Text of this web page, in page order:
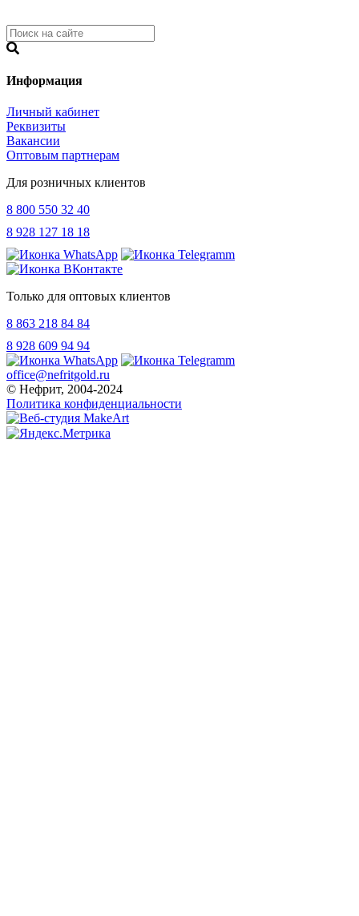
Информация
Личный кабинет
Реквизиты
Вакансии
Оптовым партнерам
Для розничных клиентов
8 800 550 32 40
8 928 127 18 18
Только для оптовых клиентов
8 863 218 84 84
8 928 609 94 94
office@nefritgold.ru
© Нефрит, 2004-2024
Политика конфиденциальности